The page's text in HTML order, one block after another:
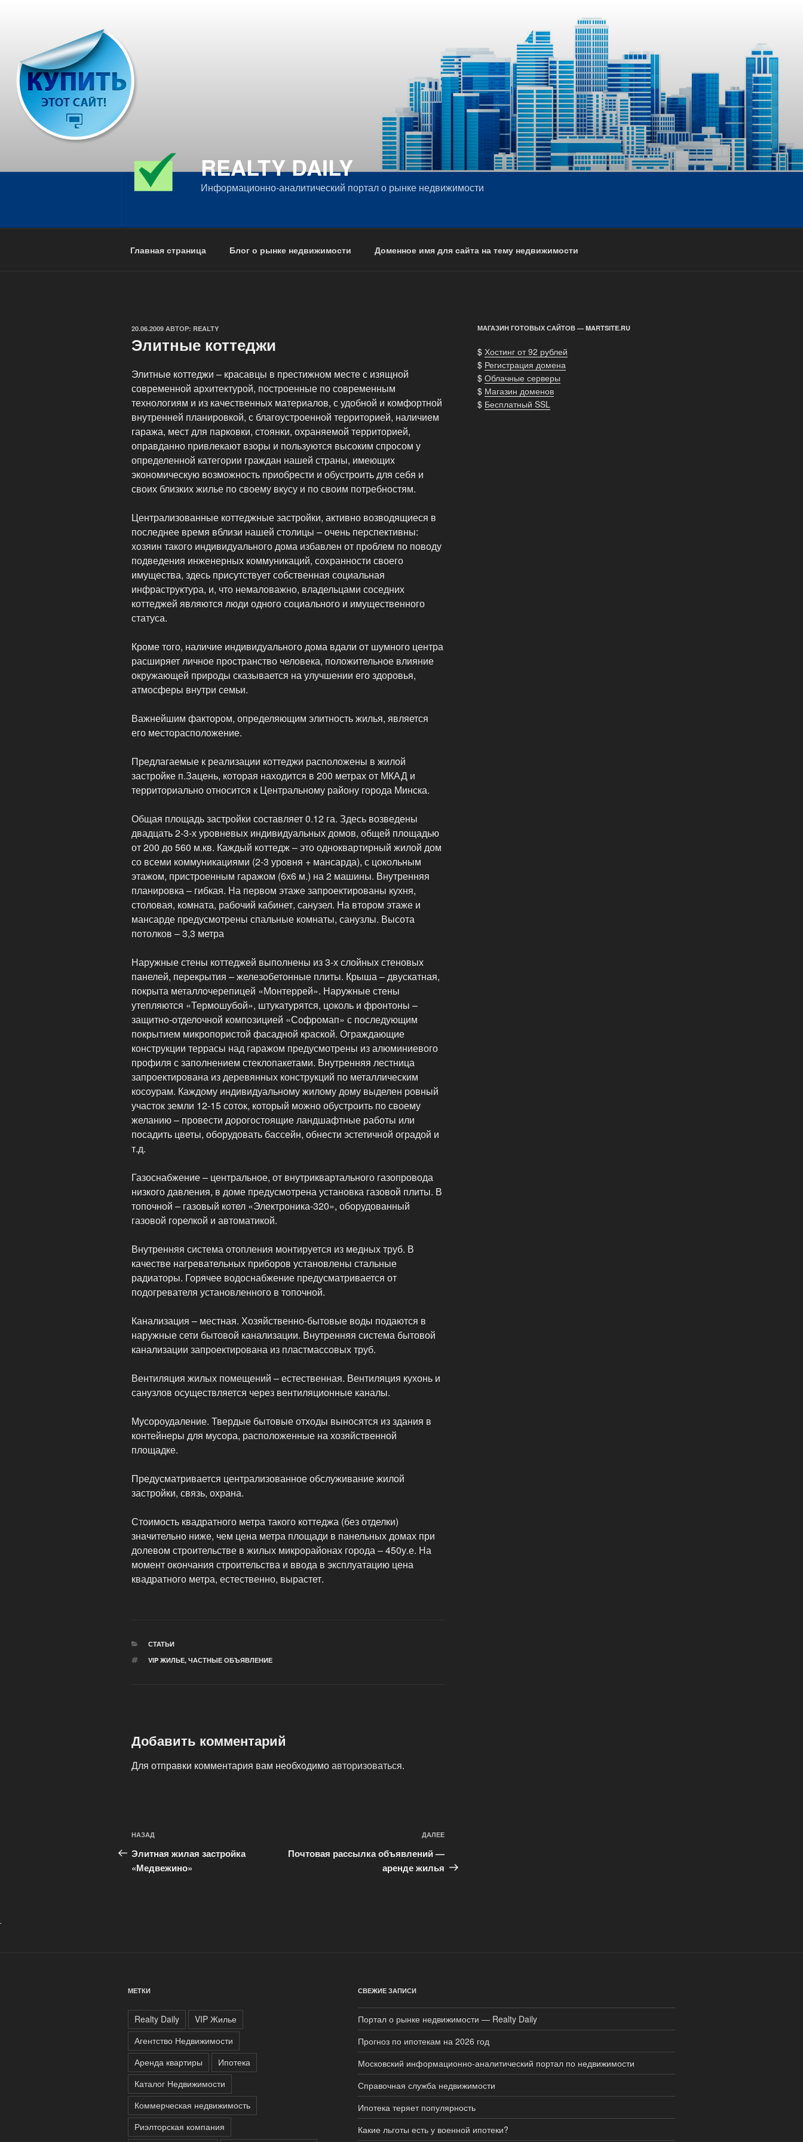
REALTY DAILY
Информационно-аналитический портал о рынке недвижимости
Главная страница Блог о рынке недвижимости Доменное имя для сайта на тему недвижимости
ОПУБЛИКОВАНО
20.06.2009 АВТОР: REALTY
Элитные коттеджи
Элитные коттеджи – красавцы в престижном месте с изящной
современной архитектурой, построенные по современным
технологиям и из качественных материалов, с удобной и комфортной
внутренней планировкой, с благоустроенной территорией, наличием
гаража, мест для парковки, стоянки, охраняемой территорией,
оправданно привлекают взоры и пользуются высоким спросом у
определенной категории граждан нашей страны, имеющих
экономическую возможность приобрести и обустроить для себя и
своих близких жилье по своему вкусу и по своим потребностям.
Централизованные коттеджные застройки, активно возводящиеся в
последнее время вблизи нашей столицы – очень перспективны:
хозяин такого индивидуального дома избавлен от проблем по поводу
подведения инженерных коммуникаций, сохранности своего
имущества, здесь присутствует собственная социальная
инфраструктура, и, что немаловажно, владельцами соседних
коттеджей являются люди одного социального и имущественного
статуса.
Кроме того, наличие индивидуального дома вдали от шумного центра
расширяет личное пространство человека, положительное влияние
окружающей природы сказывается на улучшении его здоровья,
атмосферы внутри семьи.
Важнейшим фактором, определяющим элитность жилья, является
его месторасположение.
Предлагаемые к реализации коттеджи расположены в жилой
застройке п.Зацень, которая находится в 200 метрах от МКАД и
территориально относится к Центральному району города Минска.
Общая площадь застройки составляет 0.12 га. Здесь возведены
двадцать 2-3-х уровневых индивидуальных домов, общей площадью
от 200 до 560 м.кв. Каждый коттедж – это одноквартирный жилой дом
со всеми коммуникациями (2-3 уровня + мансарда), с цокольным
этажом, пристроенным гаражом (6х6 м.) на 2 машины. Внутренняя
планировка – гибкая. На первом этаже запроектированы кухня,
столовая, комната, рабочий кабинет, санузел. На втором этаже и
мансарде предусмотрены спальные комнаты, санузлы. Высота
потолков – 3,3 метра
Наружные стены коттеджей выполнены из 3-х слойных стеновых
панелей, перекрытия – железобетонные плиты. Крыша – двускатная,
покрыта металлочерепицей «Монтеррей». Наружные стены
утепляются «Термошубой», штукатурятся, цоколь и фронтоны –
защитно-отделочной композицией «Софромап» с последующим
покрытием микропористой фасадной краской. Ограждающие
конструкции террасы над гаражом предусмотрены из алюминиевого
профиля с заполнением стеклопакетами. Внутренняя лестница
запроектирована из деревянных конструкций по металлическим
косоурам. Каждому индивидуальному жилому дому выделен ровный
участок земли 12-15 соток, который можно обустроить по своему
желанию – провести дорогостоящие ландшафтные работы или
посадить цветы, оборудовать бассейн, обнести эстетичной оградой и
т.д.
Газоснабжение – центральное, от внутриквартального газопровода
низкого давления, в доме предусмотрена установка газовой плиты. В
топочной – газовый котел «Электроника-320», оборудованный
газовой горелкой и автоматикой.
Внутренняя система отопления монтируется из медных труб. В
качестве нагревательных приборов установлены стальные
радиаторы. Горячее водоснабжение предусматривается от
подогревателя установленного в топочной.
Канализация – местная. Хозяйственно-бытовые воды подаются в
наружные сети бытовой канализации. Внутренняя система бытовой
канализации запроектирована из пластмассовых труб.
Вентиляция жилых помещений – естественная. Вентиляция кухонь и
санузлов осуществляется через вентиляционные каналы.
Мусороудаление. Твердые бытовые отходы выносятся из здания в
контейнеры для мусора, расположенные на хозяйственной
площадке.
Предусматривается централизованное обслуживание жилой
застройки, связь, охрана.
Стоимость квадратного метра такого коттеджа (без отделки)
значительно ниже, чем цена метра площади в панельных домах при
долевом строительстве в жилых микрорайонах города – 450у.е. На
момент окончания строительства и ввода в эксплуатацию цена
квадратного метра, естественно, вырастет.
РУБРИКИ
СТАТЬИ
МЕТКИ
VIP ЖИЛЬЕ, ЧАСТНЫЕ ОБЪЯВЛЕНИЕ
Добавить комментарий
Для отправки комментария вам необходимоавторизоваться.
Навигация
по
записям
Предыдущая
запись:
НАЗАД
Элитная жилая застройка
«Медвежино»
ДАЛЕЕ
Почтовая рассылка объявлений —
аренде жилья
МАГАЗИН ГОТОВЫХ САЙТОВ — MARTSITE.RU
$ Хостинг от 92 рублей
$ Регистрация домена
$ Облачные серверы
$ Магазин доменов
$ Бесплатный SSL
.
МЕТКИ
Realty Daily
VIP Жилье
Агентство Недвижимости
Аренда квартиры
Ипотека
Каталог Недвижимости
Коммерческая недвижимость
Риэлторская компания
СВЕЖИЕ ЗАПИСИ
Портал о рынке недвижимости — Realty Daily
Прогноз по ипотекам на 2026 год
Московский информационно-аналитический портал по недвижимости
Справочная служба недвижимости
Ипотека теряет популярность
Какие льготы есть у военной ипотеки?